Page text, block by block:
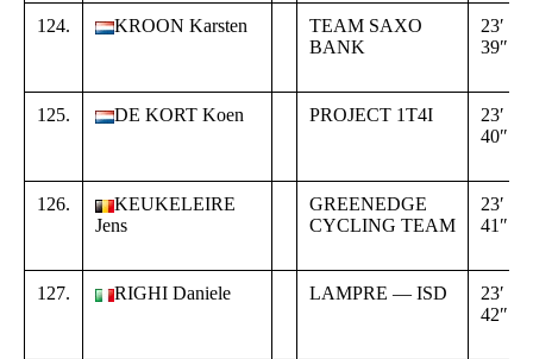
124. KROON Karsten
TEAM SAXO
BANK
23′
39″
125. DE KORT Koen PROJECT 1T4I
23′
40″
126.
KEUKELEIRE
Jens
GREENEDGE
CYCLING TEAM
23′
41″
127. RIGHI Daniele LAMPRE — ISD
23′
42″